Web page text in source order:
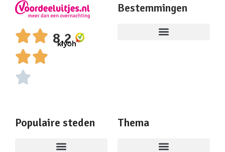
8,2
Bestemmingen
Populaire steden Thema